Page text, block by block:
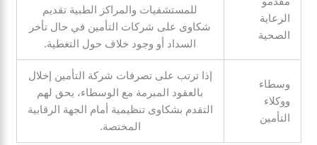
الرعاية
الصحية
للمستشفيات والمراكز الطبية تقديم
شكاوى على شركات التأمين في حال تأخر
السداد أو وجود خلاف حول التغطية.
وسطاء
ووكلاء
التأمين
إذا ترتب على تصرفات شركة التأمين إخلال
بالعقود المبرمة مع الوسطاء، يحق لهم
التقدم بشكاوى تنظيمية أمام الجهة الرقابية
المختصة.